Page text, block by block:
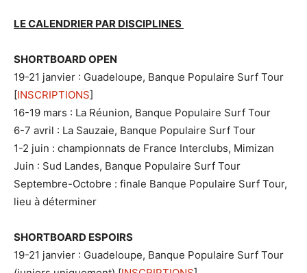
LE CALENDRIER PAR DISCIPLINES
SHORTBOARD OPEN
19-21 janvier : Guadeloupe, Banque Populaire Surf Tour
[INSCRIPTIONS]
16-19 mars : La Réunion, Banque Populaire Surf Tour
6-7 avril : La Sauzaie, Banque Populaire Surf Tour
1-2 juin : championnats de France Interclubs, Mimizan
Juin : Sud Landes, Banque Populaire Surf Tour
Septembre-Octobre : finale Banque Populaire Surf Tour,
lieu à déterminer
SHORTBOARD ESPOIRS
19-21 janvier : Guadeloupe, Banque Populaire Surf Tour